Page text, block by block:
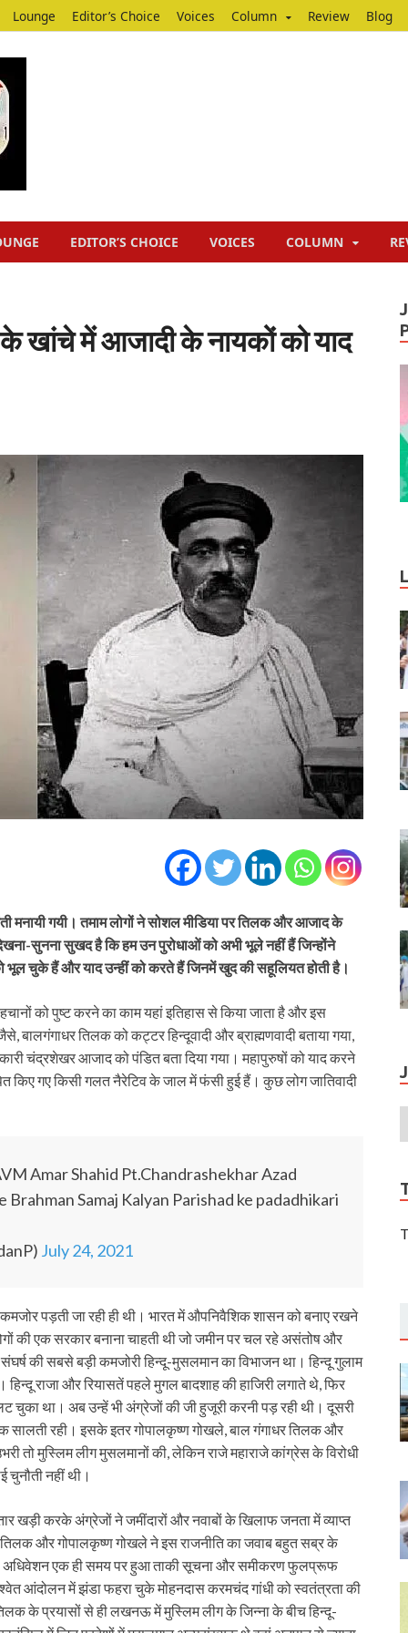
Lounge Editor’s Choice Voices Column Review Blog
EDITOR’S CHOICE VOICES COLUMN
खांचे में आजादी के नायकों को याद
गयी। तमाम लोगों ने सोशल मीडिया पर तिलक और आजाद के
सुनना सुखद है कि हम उन पुरोधाओं को अभी भूले नहीं हैं जिन्होंने
भूल चुके हैं और याद उन्हीं को करते हैं जिनमें खुद की सहूलियत होती है।
को पुष्‍ट करने का काम यहां इतिहास से किया जाता है और इस
बालगंगाधर तिलक को कट्टर हिन्दूवादी और ब्राह्मणवादी बताया गया,
चंद्रशेखर आजाद को पंडित बता दिया गया। महापुरुषों को याद करने
किए गए किसी गलत नैरेटिव के जाल में फंसी हुई हैं। कुछ लोग जातिवादी
Amar Shahid Pt.Chandrashekhar Azad
Samaj Kalyan Parishad ke padadhikari
July 24, 2021
पड़ती जा रही ही थी। भारत में औपनिवैशिक शासन को बनाए रखने
की एक सरकार बनाना चाहती थी जो जमीन पर चल रहे असंतोष और
की सबसे बड़ी कमजोरी हिन्दू-मुसलमान का विभाजन था। हिन्दू गुलाम
राजा और रियासतें पहले मुगल बादशाह की हाजिरी लगाते थे, फिर
था। अब उन्हें भी अंग्रेजों की जी हुजूरी करनी पड़ रही थी। दूसरी
रही। इसके इतर गोपालकृष्ण गोखले, बाल गंगाधर तिलक और
तो मुस्लिम लीग मुसलमानों की, लेकिन राजे महाराजे कांग्रेस के विरोधी
नहीं थी।
खड़ी करके अंग्रेजों ने जमींदारों और नवाबों के खिलाफ जनता में व्याप्त
और गोपालकृष्ण गोखले ने इस राजनीति का जवाब बहुत सब्र के
अधिवेशन एक ही समय पर हुआ ताकी सूचना और समीकरण फुलप्रूफ
आंदोलन में झंडा फहरा चुके मोहनदास करमचंद गांधी को स्वतंत्रता की
के प्रयासों से ही लखनऊ में मुस्लिम लीग के जिन्ना के बीच हिन्दू-